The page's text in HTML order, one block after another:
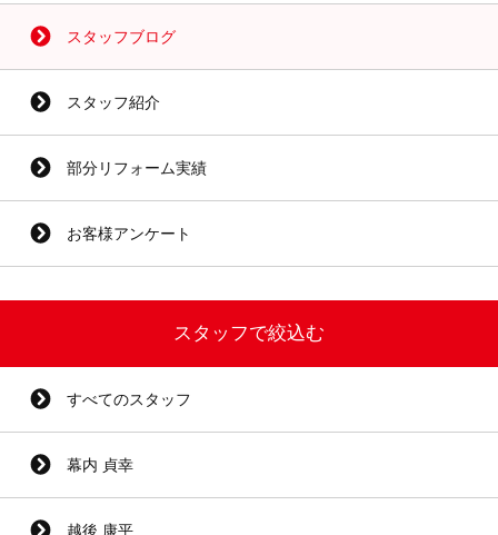
スタッフブログ
スタッフ紹介
部分リフォーム実績
お客様アンケート
スタッフで絞込む
すべてのスタッフ
幕内 貞幸
越後 康平